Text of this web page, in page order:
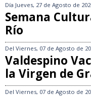
Día Jueves, 27 de Agosto de
Semana
Río
Del Viernes, 07 de Agosto de
Valdespino
la Virgen de
Del Viernes, 07 de Agosto de